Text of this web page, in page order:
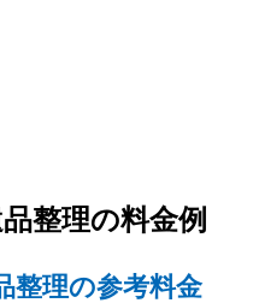
整理の料金例
整理の参考料金